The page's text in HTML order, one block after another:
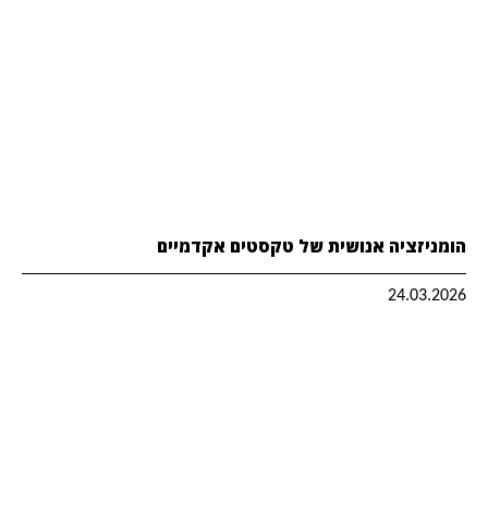
הומניזציה אנושית של טקסטים אקדמיים
24.03.2026